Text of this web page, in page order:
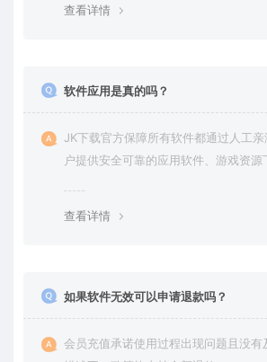
查看详情
软件应用是真的吗？
JK下载官方保障所有软件都通过人工
户提供安全可靠的应用软件、游戏资
查看详情
如果软件无效可以申请退款吗？
会员充值承诺使用过程出现问题且没有